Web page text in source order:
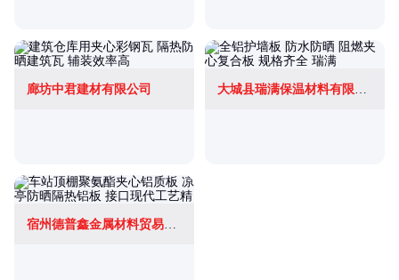
廊坊中君建材有限公司 大城县瑞满保温材料有限公司
宿州德普鑫金属材料贸易有限公司